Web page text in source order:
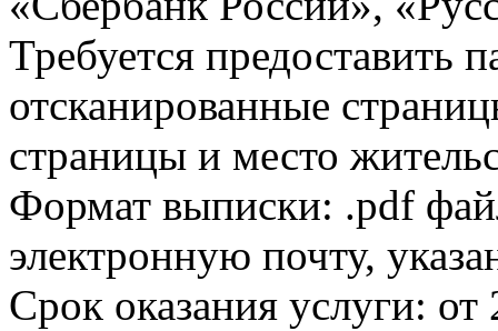
Требуется предоставить
отсканированные
страницы и место
Формат выписки: .pdf
электронную почту,
Срок оказания услуги: от